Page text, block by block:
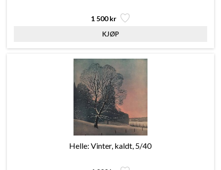
1 500 kr
Helle: Vinter, kaldt, 5/40